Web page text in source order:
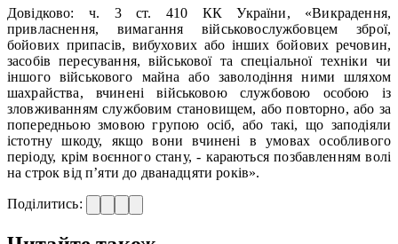
Довідково: ч. 3 ст. 410 КК України, «Викрадення,
привласнення, вимагання військовослужбовцем зброї,
бойових припасів, вибухових або інших бойових речовин,
засобів пересування, військової та спеціальної техніки чи
іншого військового майна або заволодіння ними шляхом
шахрайства, вчинені військовою службовою особою із
зловживанням службовим становищем, або повторно, або за
попередньою змовою групою осіб, або такі, що заподіяли
істотну шкоду, якщо вони вчинені в умовах особливого
періоду, крім воєнного стану, - караються позбавленням волі
на строк від п’яти до дванадцяти років».
Поділитись: